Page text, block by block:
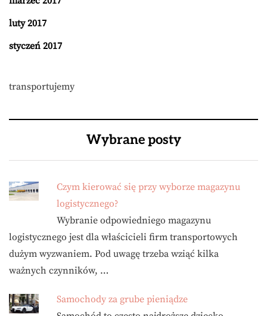
luty 2017
styczeń 2017
transportujemy
Wybrane posty
Czym kierować się przy wyborze magazynu
logistycznego?
Wybranie odpowiedniego magazynu
logistycznego jest dla właścicieli firm transportowych
dużym wyzwaniem. Pod uwagę trzeba wziąć kilka
ważnych czynników, …
Samochody za grube pieniądze